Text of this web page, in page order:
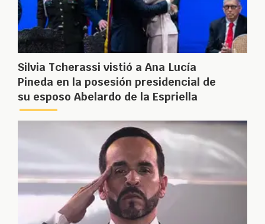
Silvia Tcherassi vistió a Ana Lucía
Pineda en la posesión presidencial de
su esposo Abelardo de la Espriella